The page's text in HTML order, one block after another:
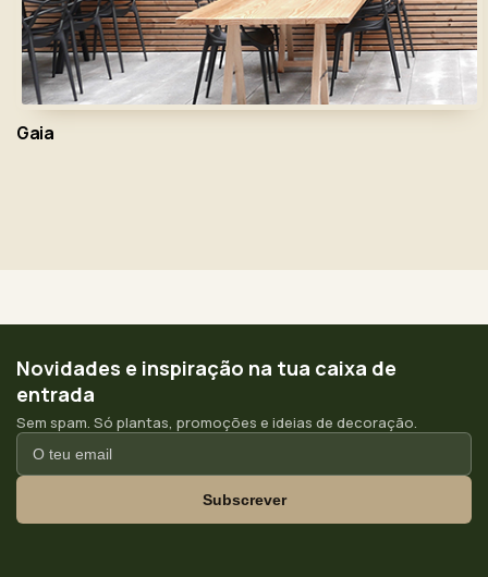
Gaia
Novidades e inspiração na tua caixa de
entrada
Sem spam. Só plantas, promoções e ideias de decoração.
Subscrever